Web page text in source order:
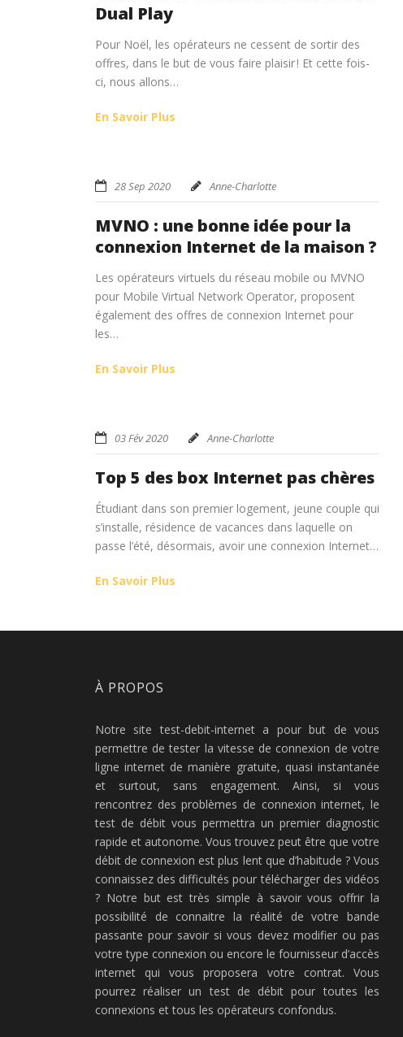
Dual Play
Pour Noël, les opérateurs ne cessent de sortir des
offres, dans le but de vous faire plaisir ! Et cette fois-
ci, nous allons…
En Savoir Plus
28 Sep 2020 Anne-Charlotte
MVNO : une bonne idée pour la
connexion Internet de la maison ?
Les opérateurs virtuels du réseau mobile ou MVNO
pour Mobile Virtual Network Operator, proposent
également des offres de connexion Internet pour
les…
En Savoir Plus
03 Fév 2020 Anne-Charlotte
Top 5 des box Internet pas chères
Étudiant dans son premier logement, jeune couple qui
s’installe, résidence de vacances dans laquelle on
passe l’été, désormais, avoir une connexion Internet…
En Savoir Plus
À PROPOS
Notre site test-debit-internet a pour but de vous
permettre de tester la vitesse de connexion de votre
ligne internet de manière gratuite, quasi instantanée
et surtout, sans engagement. Ainsi, si vous
rencontrez des problèmes de connexion internet, le
test de débit vous permettra un premier diagnostic
rapide et autonome. Vous trouvez peut être que votre
débit de connexion est plus lent que d’habitude ? Vous
connaissez des difficultés pour télécharger des vidéos
? Notre but est très simple à savoir vous offrir la
possibilité de connaitre la réalité de votre bande
passante pour savoir si vous devez modifier ou pas
votre type connexion ou encore le fournisseur d’accès
internet qui vous proposera votre contrat. Vous
pourrez réaliser un test de débit pour toutes les
connexions et tous les opérateurs confondus.